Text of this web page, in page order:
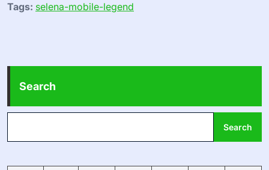
Tags: selena-mobile-legend
Search
Search